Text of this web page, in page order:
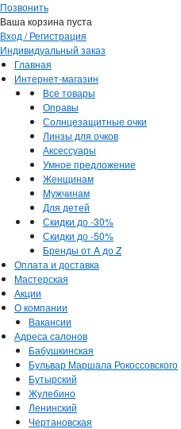
Позвонить
Ваша корзина пуста
Вход / Регистрация
Индивидуальный заказ
Главная
Интернет-магазин
Все товары
Оправы
Солнцезащитные очки
Линзы для очков
Аксессуары
Умное предложение
Женщинам
Мужчинам
Для детей
Скидки до -30%
Скидки до -50%
Бренды от A до Z
Оплата и доставка
Мастерская
Акции
О компании
Вакансии
Адреса салонов
Бабушкинская
Бульвар Маршала Рокоссовского
Бутырский
Жулебино
Ленинский
Чертановская